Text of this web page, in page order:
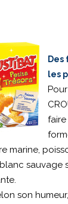
les
marine,
sauvage
son